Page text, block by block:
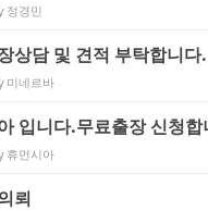
정경민
상담 및 견적 부탁합니다.
미네르바
입니다.무료출장 신청합
휴먼시아
뢰